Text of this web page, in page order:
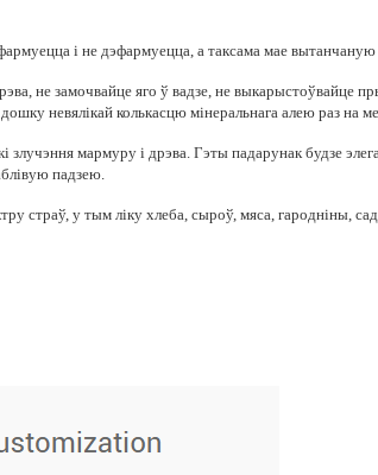
і не дэфармуецца, а таксама мае
не замочвайце яго ў вадзе, не
невялікай колькасцю мінеральнага алею раз
мармуру і дрэва. Гэты падарунак будзе
падзею.
страў, у тым ліку хлеба, сыроў, мяса, гародніны,